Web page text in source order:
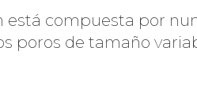
está compuesta por
poros de tamaño